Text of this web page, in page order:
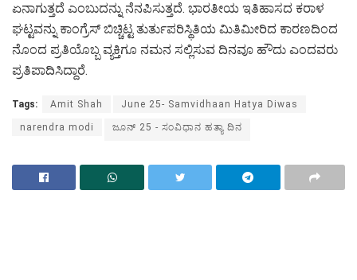
ಏನಾಗುತ್ತದೆ ಎಂಬುದನ್ನು ನೆನಪಿಸುತ್ತದೆ. ಭಾರತೀಯ ಇತಿಹಾಸದ ಕರಾಳ
ಘಟ್ಟವನ್ನು ಕಾಂಗ್ರೆಸ್ ಬಿಚ್ಚಿಟ್ಟ ತುರ್ತುಪರಿಸ್ಥಿತಿಯ ಮಿತಿಮೀರಿದ ಕಾರಣದಿಂದ
ನೊಂದ ಪ್ರತಿಯೊಬ್ಬ ವ್ಯಕ್ತಿಗೂ ನಮನ ಸಲ್ಲಿಸುವ ದಿನವೂ ಹೌದು ಎಂದವರು
ಪ್ರತಿಪಾದಿಸಿದ್ದಾರೆ.
Tags: Amit Shah June 25- Samvidhaan Hatya Diwas
narendra modi ಜೂನ್ 25 - ಸಂವಿಧಾನ ಹತ್ಯಾ ದಿನ